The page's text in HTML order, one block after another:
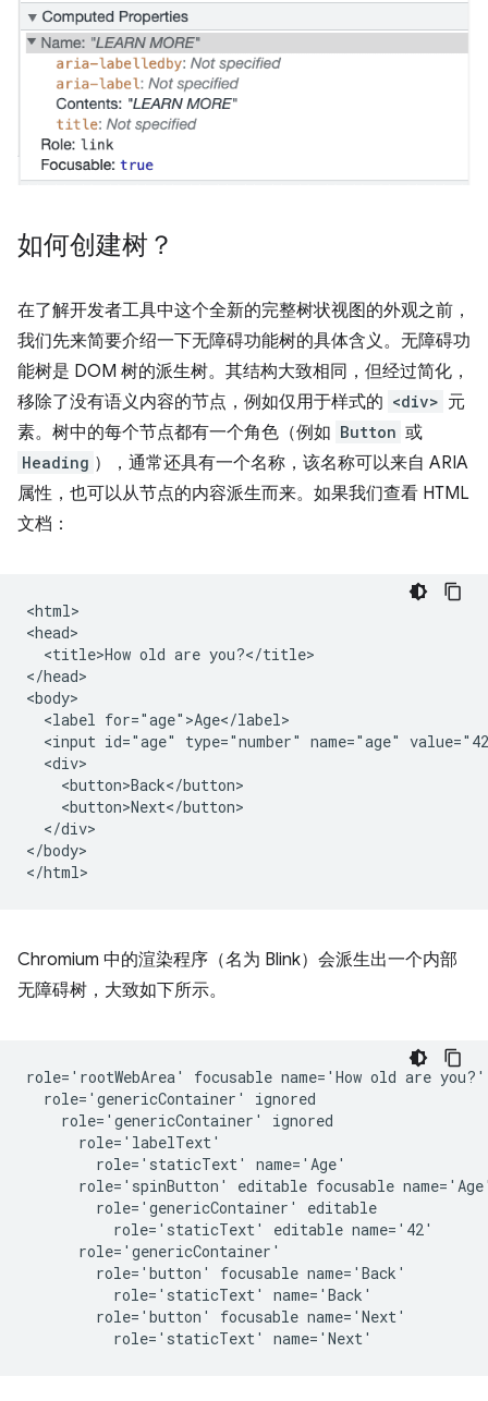
如何创建树？
在了解开发者工具中这个全新的完整树状视图的外观之前，
我们先来简要介绍一下无障碍功能树的具体含义。无障碍功
能树是 DOM 树的派生树。其结构大致相同，但经过简化，
移除了没有语义内容的节点，例如仅用于样式的 <div> 元
素。树中的每个节点都有一个角色（例如 Button 或
Heading ），通常还具有一个名称，该名称可以来自 ARIA
属性，也可以从节点的内容派生而来。如果我们查看 HTML
文档：
<html>
<head>
  <title>How old are you?</title>
</head>
<body>
  <label for="age">Age</label>
<input id="age" type="number" name="age"
  <div>
    <button>Back</button>
    <button>Next</button>
  </div>
</body>
Chromium 中的渲染程序（名为 Blink）会派生出一个内部
无障碍树，大致如下所示。
role='rootWebArea' focusable name='How old are you?'
  role='genericContainer' ignored
    role='genericContainer' ignored
      role='labelText'
        role='staticText' name='Age'
role='spinButton' editable focusable
        role='genericContainer' editable
          role='staticText' editable name='42'
      role='genericContainer'
        role='button' focusable name='Back'
          role='staticText' name='Back'
        role='button' focusable name='Next'